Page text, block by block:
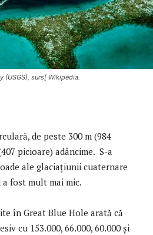
(USGS), surs[ Wikipedia.
de peste 300 m (984
picioare) adâncime. S-a
ale glaciaţiunii cuaternare
fost mult mai mic.
în Great Blue Hole arată că
cu 153.000, 66.000, 60.000 şi